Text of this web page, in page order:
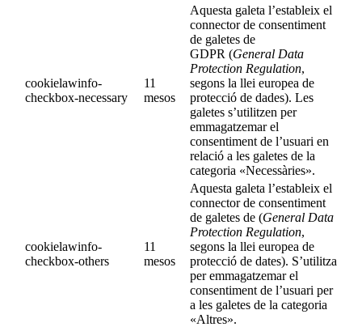
cookielawinfo-
checkbox-necessary
11
mesos
Aquesta galeta l’estableix el
connector de consentiment
de galetes de
GDPR (General Data
Protection Regulation,
segons la llei europea de
protecció de dades). Les
galetes s’utilitzen per
emmagatzemar el
consentiment de l’usuari en
relació a les galetes de la
categoria «Necessàries».
cookielawinfo-
checkbox-others
11
mesos
Aquesta galeta l’estableix el
connector de consentiment
de galetes de (General Data
Protection Regulation,
segons la llei europea de
protecció de dates). S’utilitza
per emmagatzemar el
consentiment de l’usuari per
a les galetes de la categoria
«Altres».